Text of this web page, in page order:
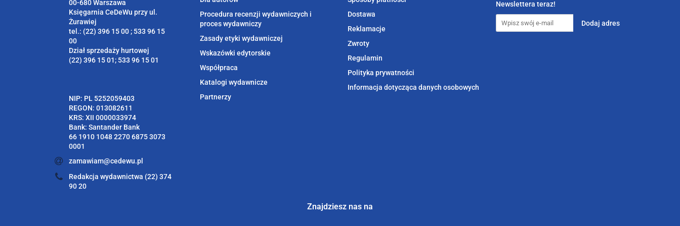
00-680 Warszawa
Księgarnia CeDeWu przy ul.
Żurawiej
tel.: (22) 396 15 00 ; 533 96 15
00
Dział sprzedaży hurtowej
(22) 396 15 01; 533 96 15 01
NIP: PL 5252059403
REGON: 013082611
KRS: XII 0000033974
Bank: Santander Bank
66 1910 1048 2270 6875 3073
0001
zamawiam@cedewu.pl
Redakcja wydawnictwa (22) 374
90 20
Procedura recenzji wydawniczych i
proces wydawniczy
Zasady etyki wydawniczej
Wskazówki edytorskie
Współpraca
Katalogi wydawnicze
Partnerzy
Dostawa
Reklamacje
Zwroty
Regulamin
Polityka prywatności
Informacja dotycząca danych osobowych
Newslettera teraz!
Znajdziesz nas na